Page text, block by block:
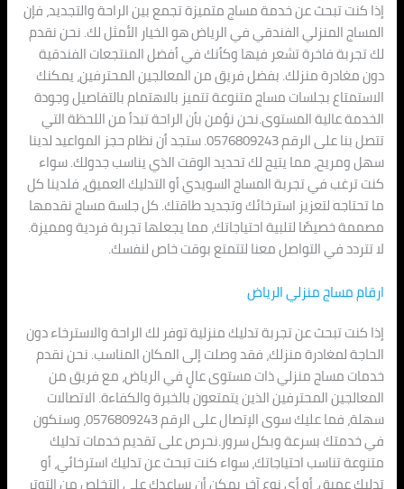
إذا كنت تبحث عن خدمة مساج متميزة تجمع بين الراحة والتجديد، فإن
المساج المنزلي الفندقي في الرياض هو الخيار الأمثل لك. نحن نقدم
لك تجربة فاخرة تشعر فيها وكأنك في أفضل المنتجعات الفندقية
دون مغادرة منزلك. بفضل فريق من المعالجين المحترفين، يمكنك
الاستمتاع بجلسات مساج متنوعة تتميز بالاهتمام بالتفاصيل وجودة
الخدمة عالية المستوى.نحن نؤمن بأن الراحة تبدأ من اللحظة التي
تتصل بنا على الرقم 0576809243. ستجد أن نظام حجز المواعيد لدينا
سهل ومريح، مما يتيح لك تحديد الوقت الذي يناسب جدولك. سواء
كنت ترغب في تجربة المساج السويدي أو التدليك العميق، فلدينا كل
ما تحتاجه لتعزيز استرخائك وتجديد طاقتك. كل جلسة مساج نقدمها
مصممة خصيصًا لتلبية احتياجاتك، مما يجعلها تجربة فردية ومميزة.
لا تتردد في التواصل معنا لتتمتع بوقت خاص لنفسك.
ارقام مساج منزلي الرياض
إذا كنت تبحث عن تجربة تدليك منزلية توفر لك الراحة والاسترخاء دون
الحاجة لمغادرة منزلك، فقد وصلت إلى المكان المناسب. نحن نقدم
خدمات مساج منزلي ذات مستوى عالٍ في الرياض، مع فريق من
المعالجين المحترفين الذين يتمتعون بالخبرة والكفاءة. الاتصالات
سهلة، فما عليك سوى الإتصال على الرقم 0576809243، وسنكون
في خدمتك بسرعة وبكل سرور.نحرص على تقديم خدمات تدليك
متنوعة تناسب احتياجاتك، سواء كنت تبحث عن تدليك استرخائي، أو